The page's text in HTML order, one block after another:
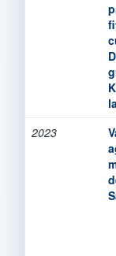
2023